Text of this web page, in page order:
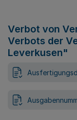
Verbot von
Verbots der
Leverkusen"